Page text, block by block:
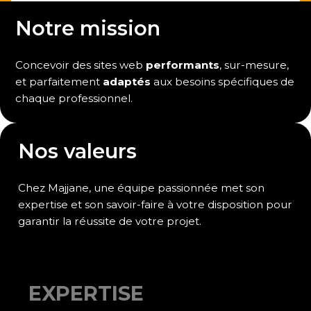
Notre mission
Concevoir des sites web performants, sur-mesure,
et parfaitement adaptés aux besoins spécifiques de
chaque professionnel.
Nos valeurs
Chez Majjane, une équipe passionnée met son
expertise et son savoir-faire à votre disposition pour
garantir la réussite de votre projet.
EXPERTISE